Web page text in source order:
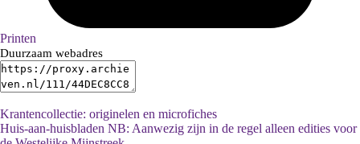
Printen
Duurzaam webadres
Krantencollectie: originelen en microfiches
Huis-aan-huisbladen NB: Aanwezig zijn in de regel alleen edities voor